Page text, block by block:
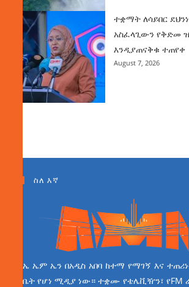
ተቋማት ለሳይበር
አስፈላጊውን የቅድመ
እንዲያጠናቅቁ ተጠየቀ
August 7, 2026
ስለ እኛ
ኤ ኤም ኤን በአዲስ አበባ ከተማ የማገኝ እና
ቤት የሆነ ሚዲያ ነው። ተቋሙ የቴሌቪዥን፣ የFM